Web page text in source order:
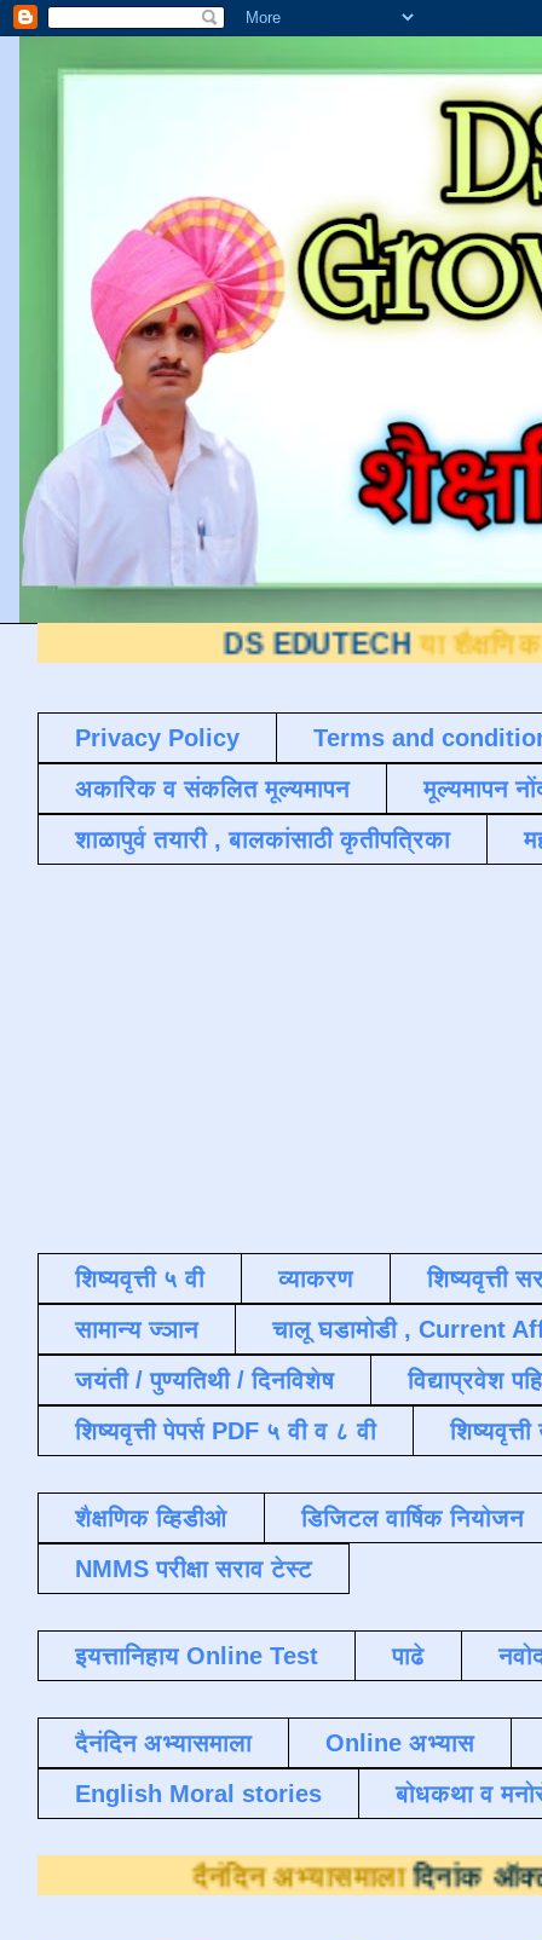
DS EDUTECH या शैक्षणिक ब्लॉगवर
Privacy Policy
Terms and
अकारिक व संकलित मूल्यमापन
मूल्यमापन
शाळापुर्व तयारी , बालकांसाठी कृतीपत्रिका
शिष्यवृत्ती ५ वी व्याकरण
शिष्यवृत्ती
सामान्य ज्ञान
चालू घडामोडी , Current
जयंती / पुण्यतिथी / दिनविशेष
विद्याप्रवेश
शिष्यवृत्ती पेपर्स PDF ५ वी व ८ वी
शैक्षणिक व्हिडीओ
डिजिटल वार्षिक नियोजन
NMMS परीक्षा सराव टेस्ट
इयत्तानिहाय Online Test पाढे
दैनंदिन अभ्यासमाला
Online अभ्यास
English Moral stories
बोधकथा व
दैनंदिन